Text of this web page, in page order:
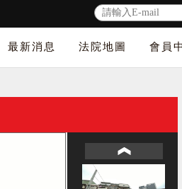
最新消息 法院地圖 會員